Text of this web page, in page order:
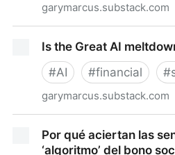
garymarcus.substack.com
Is the Great AI
#AI #financial #
garymarcus.substack.com
Por qué aciertan las
‘algoritmo’ del bono